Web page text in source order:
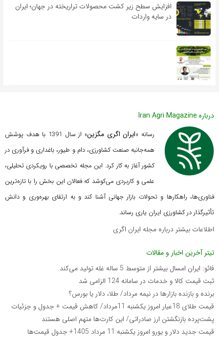
افزایش سطح زیر کشت محصولات تراریخته در جهان؛ ایران
در سایه واردات
درباره Iran Agri Magazine
رسانه «ایران اگری مگزین
» از سال 1391 با هدف پوشش
همه‌جانبه صنعت کشاورزی، دام و طیور، باغداری و فرآوری در
کشور آغاز به کار کرد. این مجله تخصصی با رویکردی تحلیلی،
علمی و کاربردی می‌کوشد که فعالان این بخش را با تازه‌ترین
فناوری‌ها، راهکارها و تحولات بازار جهانی آشنا کند و به ارتقای بهره‌وری و دانش
تأثیرگذار در کشاورزی ایران یاری رساند.
اطلاعات بیشتر درباره مجله ایران اگری
تیتر آخرین اخبار و مقالات
فائو: ایران امسال بیشتر از متوسط 5 ساله غله تولید می‌کند
ثبت قیمت کالا و خدمات در سامانه 124 الزامی شد
برنده‌ و بازنده بازارها در نیمه مرداد/ طلا، دلار یا بورس؟
قیمت طلای 18عیار امروز یکشنبه 11مرداد/ کاهش قیمت + جدول و جزئیات
پشت‌پرده بازنگشتن ارز صادراتی/ این کارت‌ها متهم اصلی هستند
قیمت جدید دلار و یورو امروز یکشنبه 11 مرداد 1405+ جدول قیمت‌ها